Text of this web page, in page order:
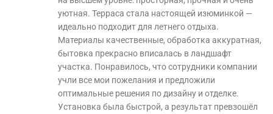
уютная. Терраса стала настоящей изюминкой —
идеально подходит для летнего отдыха.
Материалы качественные, обработка аккуратная,
бытовка прекрасно вписалась в ландшафт
участка. Понравилось, что сотрудники компании
учли все мои пожелания и предложили
оптимальные решения по дизайну и отделке.
Установка была быстрой, а результат превзошёл